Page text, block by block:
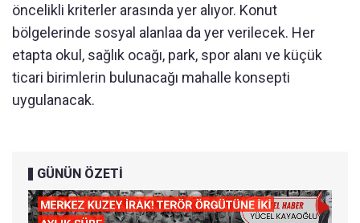
öncelikli kriterler arasında yer alıyor. Konut
bölgelerinde sosyal alanlaa da yer verilecek. Her
etapta okul, sağlık ocağı, park, spor alanı ve küçük
ticari birimlerin bulunacağı mahalle konsepti
uygulanacak.
GÜNÜN ÖZETİ